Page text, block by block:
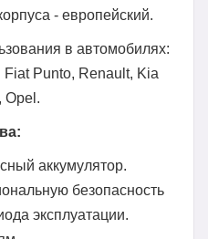
- европейский.
в автомобилях:
Punto, Renault, Kia
Opel.
аккумулятор.
безопасность
эксплуатации.